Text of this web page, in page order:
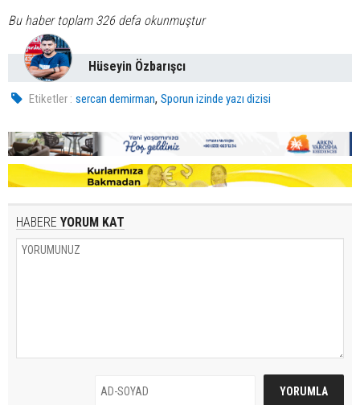
Bu haber toplam 326 defa okunmuştur
Hüseyin Özbarışcı
Etiketler : sercan demirman,Sporun izinde yazı dizisi
HABERE YORUM KAT